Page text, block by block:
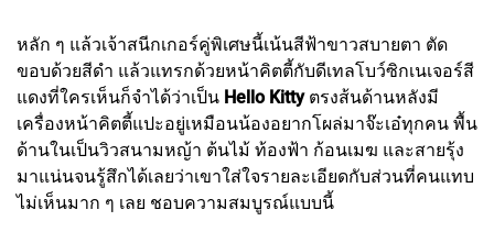
หลัก ๆ แล้วเจ้าสนีกเกอร์คู่พิเศษนี้เน้นสีฟ้าขาวสบายตา ตัด
ขอบด้วยสีดำ แล้วแทรกด้วยหน้าคิตตี้กับดีเทลโบว์ซิกเนเจอร์สี
แดงที่ใครเห็นก็จำได้ว่าเป็น Hello Kitty ตรงส้นด้านหลังมี
เครื่องหน้าคิตตี้แปะอยู่เหมือนน้องอยากโผล่มาจ๊ะเอ๋ทุกคน พื้น
ด้านในเป็นวิวสนามหญ้า ต้นไม้ ท้องฟ้า ก้อนเมฆ และสายรุ้ง
มาแน่นจนรู้สึกได้เลยว่าเขาใส่ใจรายละเอียดกับส่วนที่คนแทบ
ไม่เห็นมาก ๆ เลย ชอบความสมบูรณ์แบบนี้